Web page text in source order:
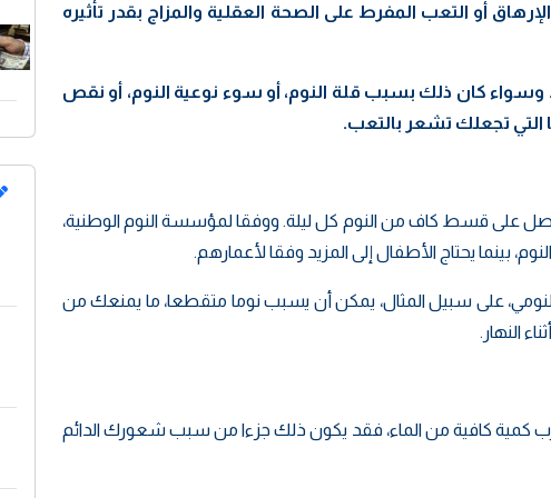
أو التعب المفرط على الصحة العقلية والمزاج بقدر تأثيره
كان ذلك بسبب قلة النوم، أو سوء نوعية النوم، أو نقص
التي تجعلك تشعر بالتعب.
على قسط كاف من النوم كل ليلة. ووفقا لمؤسسة النوم الوطنية،
يحتاج الأطفال إلى المزيد وفقا لأعمارهم.
على سبيل المثال، يمكن أن يسبب نوما متقطعا، ما يمنعك من
النهار.
كمية كافية من الماء، فقد يكون ذلك جزءا من سبب شعورك الدائم